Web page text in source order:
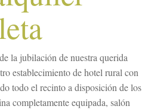
la jubilación de nuestra querida
establecimiento de hotel rural con
todo el recinto a disposición de los
completamente equipada, salón